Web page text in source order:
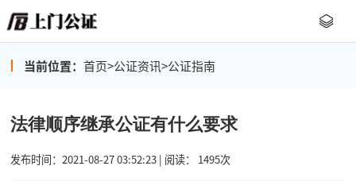
当前位置： 首页>公证资讯>公证指南
法律顺序继承公证有什么要求
发布时间：2021-08-27 03:52:23 | 阅读： 1495次